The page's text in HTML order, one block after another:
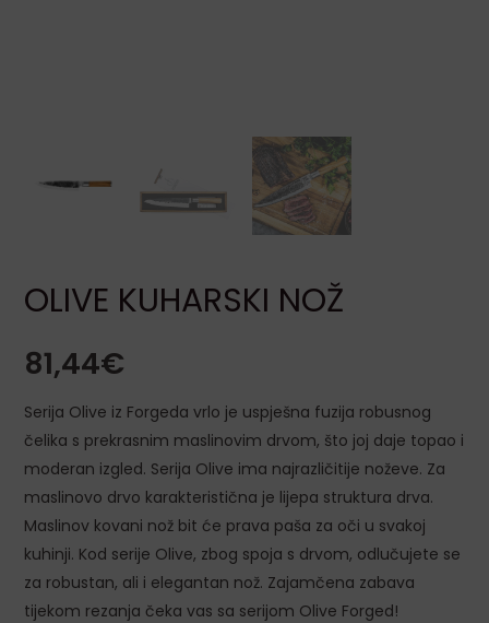
OLIVE KUHARSKI NOŽ
81,44€
Serija Olive iz Forgeda vrlo je uspješna fuzija robusnog
čelika s prekrasnim maslinovim drvom, što joj daje topao i
moderan izgled. Serija Olive ima najrazličitije noževe. Za
maslinovo drvo karakteristična je lijepa struktura drva.
Maslinov kovani nož bit će prava paša za oči u svakoj
kuhinji. Kod serije Olive, zbog spoja s drvom, odlučujete se
za robustan, ali i elegantan nož. Zajamčena zabava
tijekom rezanja čeka vas sa serijom Olive Forged!